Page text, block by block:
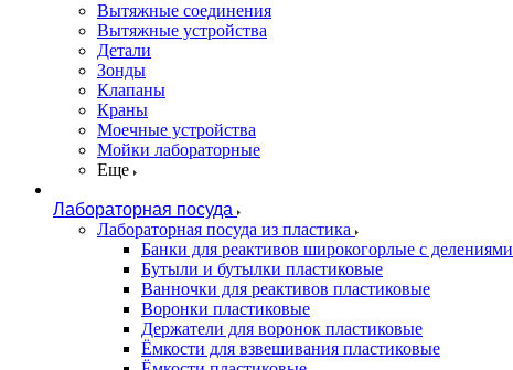
Вытяжные соединения
Вытяжные устройства
Детали
Зонды
Клапаны
Краны
Моечные устройства
Мойки лабораторные
Еще
Лабораторная посуда
Лабораторная посуда из пластика
Банки для реактивов широкогорлые с делениями
Бутыли и бутылки пластиковые
Ванночки для реактивов пластиковые
Воронки пластиковые
Держатели для воронок пластиковые
Ёмкости для взвешивания пластиковые